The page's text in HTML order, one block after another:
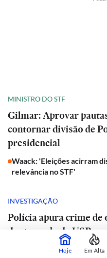
MINISTRO DO STF
Gilmar: Aprovar
contornar divisão de
presidencial
Waack: 'Eleições acirram
relevância no STF'
INVESTIGAÇÃO
Polícia apura crime de
doutorando da USP e
morto em estrada de
Hoje Em Alta